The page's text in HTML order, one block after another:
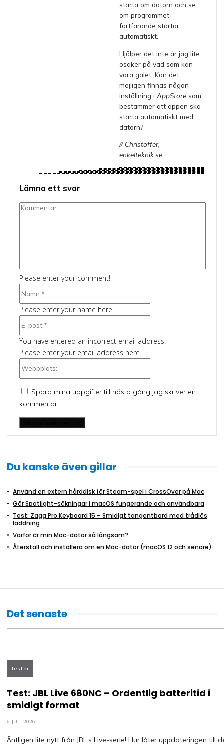
starta om datorn och se
om programmet
fortfarande startar
automatiskt.
Hjälper det inte är jag lite
osäker på vad som kan
vara galet. Kan det
möjligen finnas någon
inställning i AppStore som
bestämmer att appen ska
starta automatiskt med
datorn?
// Christoffer,
enkelteknik.se
Lämna ett svar
Kommentar:
Please enter your comment!
Please enter your name here
You have entered an incorrect email address!
Please enter your email address here
Spara mina uppgifter till nästa gång jag skriver en
kommentar.
Du kanske även gillar
Använd en extern hårddisk för Steam-spel i CrossOver på Mac
Gör Spotlight-sökningar i macOS fungerande och användbara
Test: Zagg Pro Keyboard 15 – Smidigt tangentbord med trådlös
laddning
Varför är min Mac-dator så långsam?
Återställ och installera om en Mac-dator (macOS 12 och senare)
Det senaste
Tester
Test: JBL Live 680NC – Ordentlig batteritid i
smidigt format
6 JUL, 2026
Äntligen lite nytt från JBL:s Live-serie! Hur låter uppdateringen till